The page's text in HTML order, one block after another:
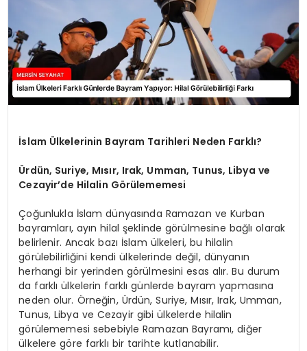
İslam Ülkelerinin Bayram Tarihleri Neden Farklı?
Ürdün, Suriye, Mısır, Irak, Umman, Tunus, Libya ve
Cezayir’de Hilalin Görülememesi
Çoğunlukla İslam dünyasında Ramazan ve Kurban
bayramları, ayın hilal şeklinde görülmesine bağlı olarak
belirlenir. Ancak bazı İslam ülkeleri, bu hilalin
görülebilirliğini kendi ülkelerinde değil, dünyanın
herhangi bir yerinden görülmesini esas alır. Bu durum
da farklı ülkelerin farklı günlerde bayram yapmasına
neden olur. Örneğin, Ürdün, Suriye, Mısır, Irak, Umman,
Tunus, Libya ve Cezayir gibi ülkelerde hilalin
görülememesi sebebiyle Ramazan Bayramı, diğer
ülkelere göre farklı bir tarihte kutlanabilir.